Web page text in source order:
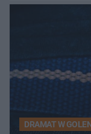
DRAMAT W